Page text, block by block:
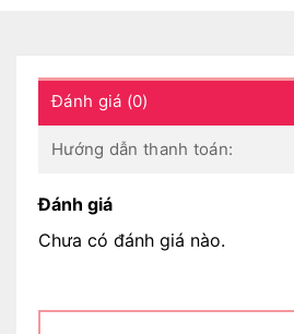
Đánh giá (0)
Hướng dẫn thanh toán:
Đánh giá
Chưa có đánh giá nào.